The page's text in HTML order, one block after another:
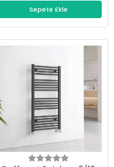
Sepete Ekle